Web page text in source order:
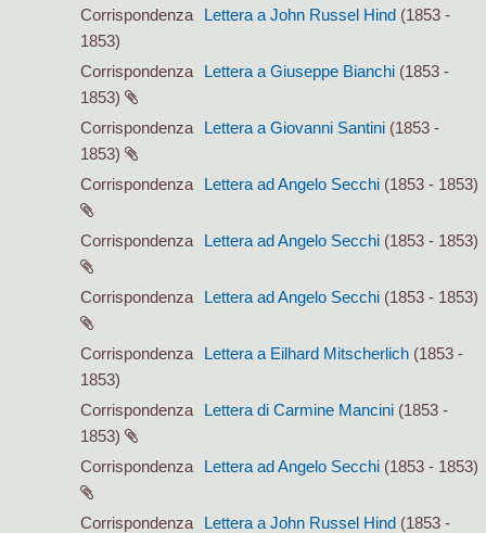
Corrispondenza Lettera a John Russel Hind (1853 -
1853)
Corrispondenza
Lettera a Giuseppe Bianchi (1853 -
1853)
Corrispondenza
Lettera a Giovanni Santini (1853 -
1853)
Corrispondenza
Lettera ad Angelo Secchi (1853 - 1853)
Corrispondenza Lettera ad Angelo Secchi (1853 - 1853)
Corrispondenza Lettera ad Angelo Secchi (1853 - 1853)
Corrispondenza Lettera a Eilhard Mitscherlich (1853 -
1853)
Corrispondenza
Lettera di Carmine Mancini (1853 -
1853)
Corrispondenza
Lettera ad Angelo Secchi (1853 - 1853)
Corrispondenza Lettera a John Russel Hind (1853 -